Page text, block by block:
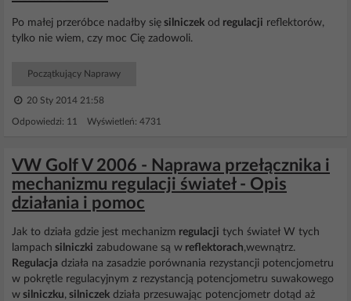
Po małej przeróbce nadałby się silniczek od regulacji reflektorów,
tylko nie wiem, czy moc Cię zadowoli.
Początkujący Naprawy
20 Sty 2014 21:58
Odpowiedzi: 11 Wyświetleń: 4731
VW Golf V 2006 - Naprawa przełącznika i
mechanizmu regulacji świateł - Opis
działania i pomoc
Jak to działa gdzie jest mechanizm regulacji tych świateł W tych
lampach silniczki zabudowane są w reflektorach,wewnątrz.
Regulacja działa na zasadzie porównania rezystancji potencjometru
w pokrętle regulacyjnym z rezystancją potencjometru suwakowego
w silniczku, silniczek działa przesuwając potencjometr dotąd aż